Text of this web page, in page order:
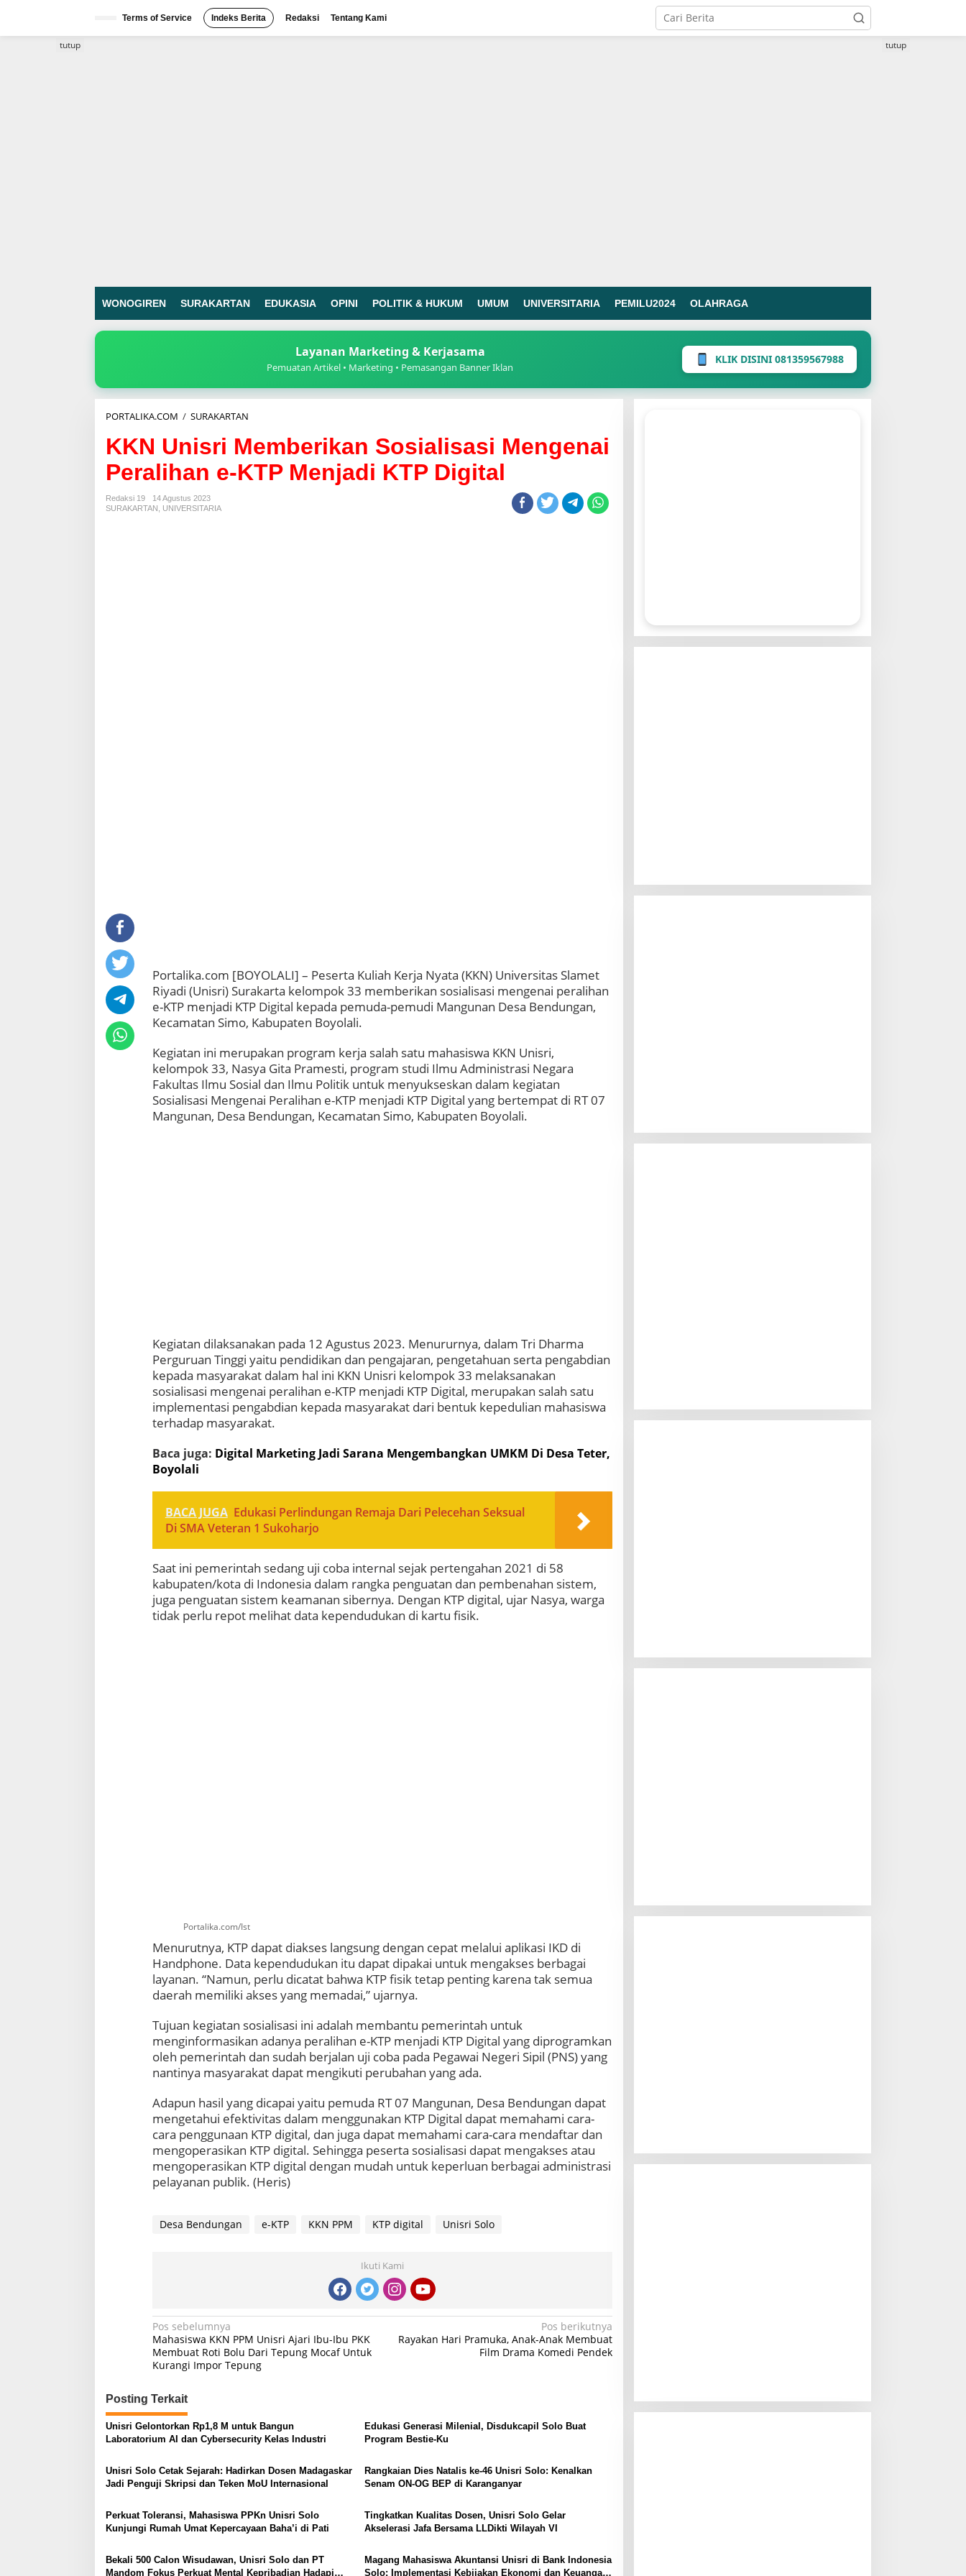
Terms of Service Indeks Berita Redaksi Tentang Kami
WONOGIREN SURAKARTAN EDUKASIA OPINI POLITIK & HUKUM UMUM UNIVERSITARIA PEMILU2024 OLAHRAGA
tutup tutup
Layanan Marketing & Kerjasama
Pemuatan Artikel • Marketing • Pemasangan Banner Iklan
KLIK DISINI 081359567988
PORTALIKA.COM / SURAKARTAN
Memberikan
Sosialisasi
Mengenai
Peralihan
KKN Unisri Memberikan Sosialisasi Mengenai
Peralihan e-KTP Menjadi KTP Digital
Redaksi 19
14 Agustus 2023
SURAKARTAN
UNIVERSITARIA
Portalika.com [BOYOLALI] – Peserta Kuliah Kerja Nyata (KKN) Universitas Slamet
Riyadi (Unisri) Surakarta kelompok 33 memberikan sosialisasi mengenai peralihan
e-KTP menjadi KTP Digital kepada pemuda-pemudi Mangunan Desa Bendungan,
Kecamatan Simo, Kabupaten Boyolali.
Kegiatan ini merupakan program kerja salah satu mahasiswa KKN Unisri,
kelompok 33, Nasya Gita Pramesti, program studi Ilmu Administrasi Negara
Fakultas Ilmu Sosial dan Ilmu Politik untuk menyukseskan dalam kegiatan
Sosialisasi Mengenai Peralihan e-KTP menjadi KTP Digital yang bertempat di RT 07
Mangunan, Desa Bendungan, Kecamatan Simo, Kabupaten Boyolali.
Kegiatan dilaksanakan pada 12 Agustus 2023. Menururnya, dalam Tri Dharma
Perguruan Tinggi yaitu pendidikan dan pengajaran, pengetahuan serta pengabdian
kepada masyarakat dalam hal ini KKN Unisri kelompok 33 melaksanakan
sosialisasi mengenai peralihan e-KTP menjadi KTP Digital, merupakan salah satu
implementasi pengabdian kepada masyarakat dari bentuk kepedulian mahasiswa
terhadap masyarakat.
Baca juga: Digital Marketing Jadi Sarana Mengembangkan UMKM Di Desa Teter,
Boyolali
BACA JUGA Edukasi Perlindungan Remaja Dari Pelecehan Seksual
Di SMA Veteran 1 Sukoharjo
Saat ini pemerintah sedang uji coba internal sejak pertengahan 2021 di 58
kabupaten/kota di Indonesia dalam rangka penguatan dan pembenahan sistem,
juga penguatan sistem keamanan sibernya. Dengan KTP digital, ujar Nasya, warga
tidak perlu repot melihat data kependudukan di kartu fisik.
Portalika.com/Ist
Menurutnya, KTP dapat diakses langsung dengan cepat melalui aplikasi IKD di
Handphone. Data kependudukan itu dapat dipakai untuk mengakses berbagai
layanan. “Namun, perlu dicatat bahwa KTP fisik tetap penting karena tak semua
daerah memiliki akses yang memadai,” ujarnya.
Tujuan kegiatan sosialisasi ini adalah membantu pemerintah untuk
menginformasikan adanya peralihan e-KTP menjadi KTP Digital yang diprogramkan
oleh pemerintah dan sudah berjalan uji coba pada Pegawai Negeri Sipil (PNS) yang
nantinya masyarakat dapat mengikuti perubahan yang ada.
Adapun hasil yang dicapai yaitu pemuda RT 07 Mangunan, Desa Bendungan dapat
mengetahui efektivitas dalam menggunakan KTP Digital dapat memahami cara-
cara penggunaan KTP digital, dan juga dapat memahami cara-cara mendaftar dan
mengoperasikan KTP digital. Sehingga peserta sosialisasi dapat mengakses atau
mengoperasikan KTP digital dengan mudah untuk keperluan berbagai administrasi
pelayanan publik. (Heris)
Desa Bendungan e-KTP KKN PPM KTP digital Unisri Solo
Ikuti Kami
Navigasi
pos
Pos sebelumnya
Mahasiswa KKN PPM Unisri Ajari Ibu-Ibu PKK
Membuat Roti Bolu Dari Tepung Mocaf Untuk
Kurangi Impor Tepung
Pos berikutnya
Rayakan Hari Pramuka, Anak-Anak Membuat
Film Drama Komedi Pendek
Posting Terkait
Unisri Gelontorkan Rp1,8 M untuk Bangun
Laboratorium AI dan Cybersecurity Kelas Industri
Edukasi Generasi Milenial, Disdukcapil Solo Buat
Program Bestie-Ku
Unisri Solo Cetak Sejarah: Hadirkan Dosen Madagaskar
Jadi Penguji Skripsi dan Teken MoU Internasional
Rangkaian Dies Natalis ke-46 Unisri Solo: Kenalkan
Senam ON-OG BEP di Karanganyar
Perkuat Toleransi, Mahasiswa PPKn Unisri Solo
Kunjungi Rumah Umat Kepercayaan Baha’i di Pati
Tingkatkan Kualitas Dosen, Unisri Solo Gelar
Akselerasi Jafa Bersama LLDikti Wilayah VI
Bekali 500 Calon Wisudawan, Unisri Solo dan PT
Mandom Fokus Perkuat Mental Kepribadian Hadapi
Magang Mahasiswa Akuntansi Unisri di Bank Indonesia
Solo: Implementasi Kebijakan Ekonomi dan Keuangan